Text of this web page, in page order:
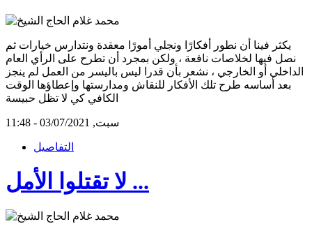
يكثر فينا أن نطور أفكارًا ونجلي أمورًا معقدة ونتدارس خيارات ثم
نصل فيها لخلاصات نافعة ، ولكن بمجرد أن تطرح على الرأي العام
الداخلي أو الخارجي ، نشعر بأن قدرا ليس باليسر من العمل لم ينجز
بعد أساسه طرح تلك الأفكار للنقاش ومدارستها وإعطاؤها الوقت
الكافي كي لا تظل حبيسة
سبت, 03/07/2021 - 11:48
التفاصيل
لا تقتلوا الأمل ...